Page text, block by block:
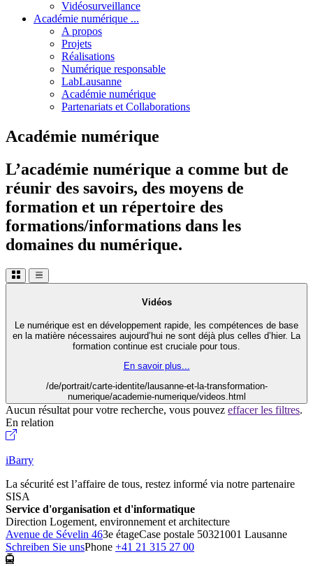
Vidéosurveillance
Académie numérique ...
A propos
Projets
Réalisations
Numérique responsable
LabLausanne
Académie numérique
Partenariats et Collaborations
Académie numérique
L’académie numérique a comme but de
réunir des savoirs, des moyens de
formation et un répertoire des
formations/informations dans les
domaines du numérique.
Vidéos
Le numérique est en développement rapide, les compétences de base
en la matière nécessaires aujourd’hui ne sont déjà plus celles d’hier. La
formation continue est cruciale pour tous.
En savoir plus...
/de/portrait/carte-identite/lausanne-et-la-transformation-
numerique/academie-numerique/videos.html
Aucun résultat pour votre recherche, vous pouvez effacer les filtres.
En relation
iBarry
La sécurité est l’affaire de tous, restez informé via notre partenaire
SISA
Service d'organisation et d'informatique
Direction Logement, environnement et architecture
Avenue de Sévelin 463e étageCase postale 50321001 Lausanne
Schreiben Sie unsPhone +41 21 315 27 00